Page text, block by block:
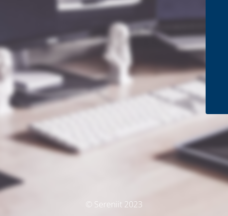
© Sereniit 2023